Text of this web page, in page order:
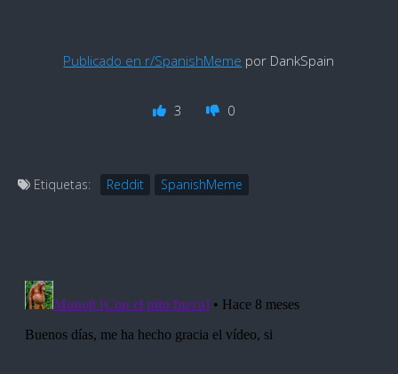
Publicado en r/SpanishMeme por DankSpain
3 0
Etiquetas: Reddit SpanishMeme